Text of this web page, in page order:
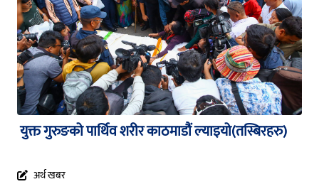
युक्त गुरुङको पार्थिव शरीर काठमाडौं ल्याइयो(तस्बिरहरु)
अर्थ खबर